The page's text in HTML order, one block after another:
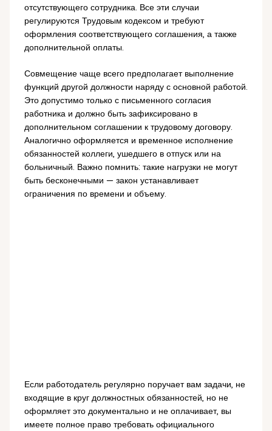
отсутствующего сотрудника. Все эти случаи
регулируются Трудовым кодексом и требуют
оформления соответствующего соглашения, а также
дополнительной оплаты.
Совмещение чаще всего предполагает выполнение
функций другой должности наряду с основной работой.
Это допустимо только с письменного согласия
работника и должно быть зафиксировано в
дополнительном соглашении к трудовому договору.
Аналогично оформляется и временное исполнение
обязанностей коллеги, ушедшего в отпуск или на
больничный. Важно помнить: такие нагрузки не могут
быть бесконечными — закон устанавливает
ограничения по времени и объему.
Если работодатель регулярно поручает вам задачи, не
входящие в круг должностных обязанностей, но не
оформляет это документально и не оплачивает, вы
имеете полное право требовать официального